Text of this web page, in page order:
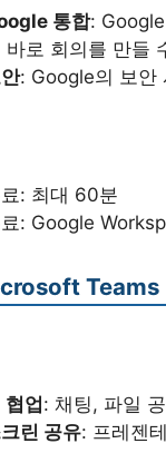
통합:
바로 회의를 만들
: Google의 보안
: 최대 60분
: Google
Teams
협업 : 채팅, 파일
린 공유: 프레젠